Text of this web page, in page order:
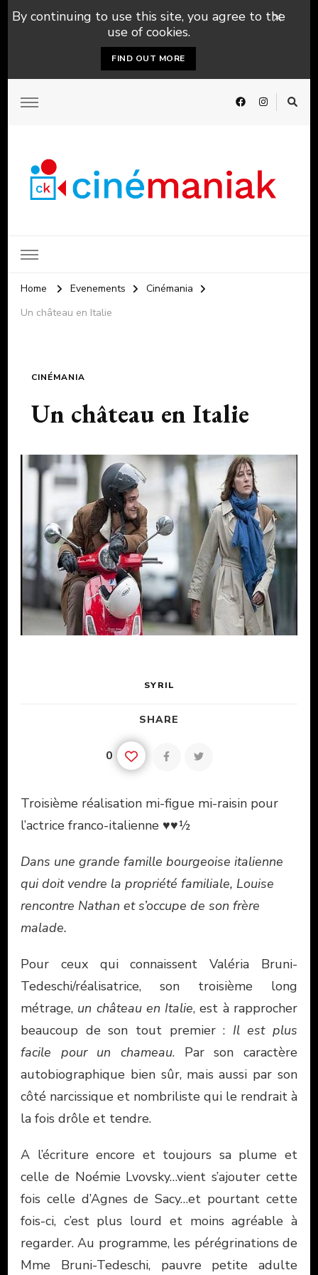
By continuing to use this site, you agree to the
use of cookies.
FIND OUT MORE
Home Evenements
Cinémania
Un château en Italie
CINÉMANIA
Un château en Italie
SYRIL
SHARE
0
Troisième réalisation mi-figue mi-raisin pour
l’actrice franco-italienne ♥♥½
Dans une grande famille bourgeoise italienne
qui doit vendre la propriété familiale, Louise
rencontre Nathan et s’occupe de son frère
malade.
Pour ceux qui connaissent Valéria Bruni-
Tedeschi/réalisatrice, son troisième long
métrage, un château en Italie, est à rapprocher
beaucoup de son tout premier : Il est plus
facile pour un chameau. Par son caractère
autobiographique bien sûr, mais aussi par son
côté narcissique et nombriliste qui le rendrait à
la fois drôle et tendre.
A l’écriture encore et toujours sa plume et
celle de Noémie Lvovsky…vient s’ajouter cette
fois celle d’Agnes de Sacy…et pourtant cette
fois-ci, c’est plus lourd et moins agréable à
regarder. Au programme, les pérégrinations de
Mme Bruni-Tedeschi, pauvre petite adulte